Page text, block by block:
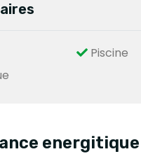
Piscine
energitique